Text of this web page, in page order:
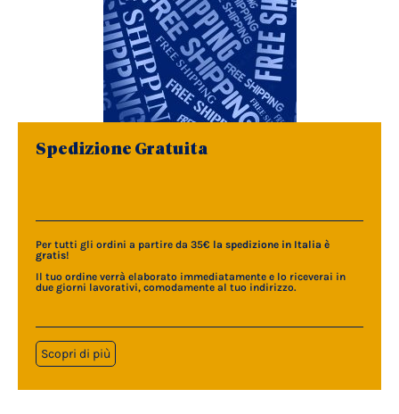
Spedizione Gratuita
Per tutti gli ordini a partire da 35€ la spedizione in Italia è
gratis!
Il tuo ordine verrà elaborato immediatamente e lo riceverai in
due giorni lavorativi, comodamente al tuo indirizzo.
Scopri di più